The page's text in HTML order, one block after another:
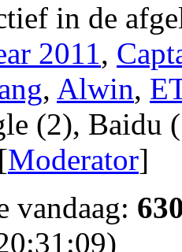
in de
2011,
, Alwin,
(2), Baidu
Moderator]
vandaag: